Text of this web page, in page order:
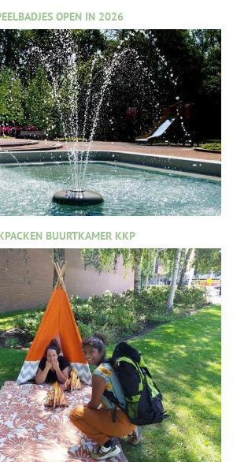
OPEN IN 2026
BUURTKAMER KKP